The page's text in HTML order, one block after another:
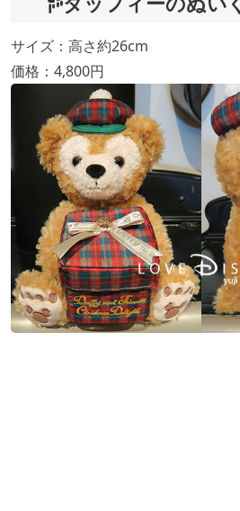
サイズ：高さ約26cm
価格：4,800円